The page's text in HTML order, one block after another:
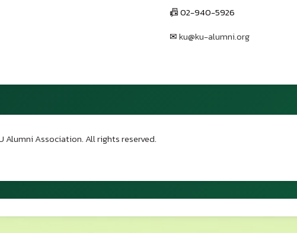
📠 02-940-5926
✉ku@ku-alumni.org
Alumni Association. All rights reserved.